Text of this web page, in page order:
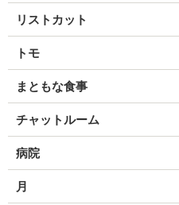
リストカット
トモ
まともな食事
チャットルーム
病院
月